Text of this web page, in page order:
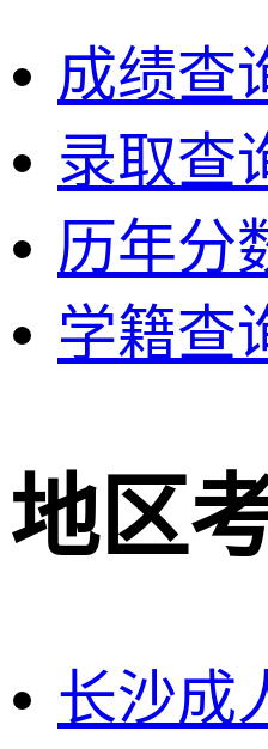
成绩查
录取查
历年分
学籍查
地区
长沙成